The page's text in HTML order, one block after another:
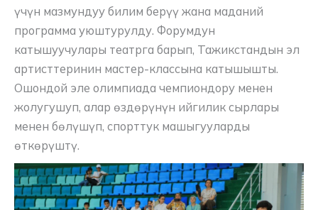
үчүн мазмундуу билим берүү жана маданий
программа уюштурулду. Форумдун
катышуучулары театрга барып, Тажикстандын эл
артисттеринин мастер-классына катышышты.
Ошондой эле олимпиада чемпиондору менен
жолугушуп, алар өздөрүнүн ийгилик сырлары
менен бөлүшүп, спорттук машыгууларды
өткөрүштү.